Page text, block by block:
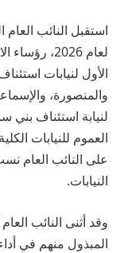
استقبل النائب
لعام 2026،
الأول لنيابات
والمنصورة،
لنيابة استئناف بني
العموم للنيابات
على النائب العام
النيابات.
وقد أثنى النائب
المبذول منهم في